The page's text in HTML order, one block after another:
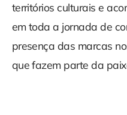
territórios culturais e
em toda a jornada de
presença das marcas
que fazem parte da